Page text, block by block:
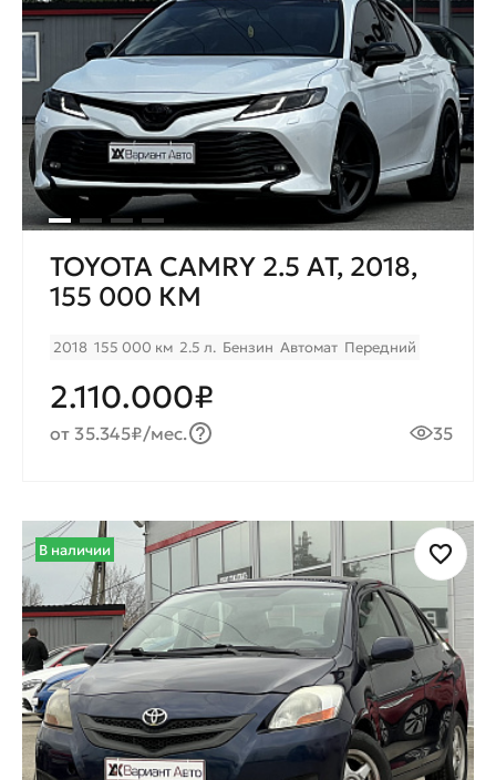
TOYOTA CAMRY 2.5 AT, 2018,
155 000 КМ
2018 155 000 км 2.5 л. Бензин Автомат Передний
2.110.000₽
от 35.345₽/мес. 35
В наличии